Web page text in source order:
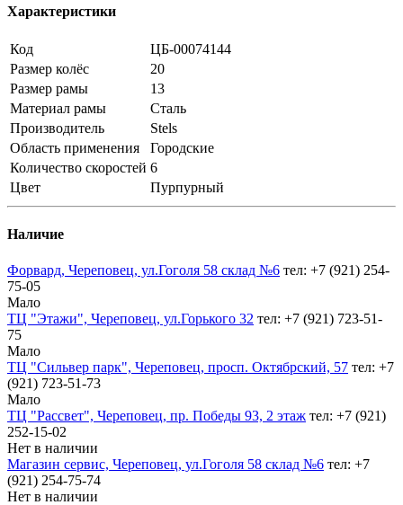
Характеристики
Код
ЦБ-00074144
Размер колёс
20
Размер рамы
13
Материал рамы
Сталь
Производитель
Stels
Область применения
Городские
Количество скоростей 6
Цвет
Пурпурный
Наличие
Форвард, Череповец, ул.Гоголя 58 склад №6 тел: +7 (921) 254-
75-05
Мало
ТЦ "Этажи", Череповец, ул.Горького 32 тел: +7 (921) 723-51-
75
Мало
ТЦ "Сильвер парк", Череповец, просп. Октябрский, 57 тел: +7
(921) 723-51-73
Мало
ТЦ "Рассвет", Череповец, пр. Победы 93, 2 этаж тел: +7 (921)
252-15-02
Нет в наличии
Магазин сервис, Череповец, ул.Гоголя 58 склад №6 тел: +7
(921) 254-75-74
Нет в наличии